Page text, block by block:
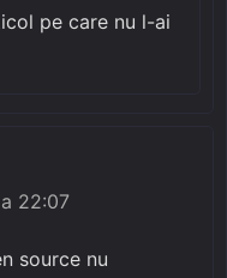
pe care nu l-ai
22:07
source nu